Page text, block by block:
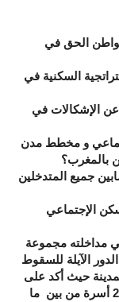
الحق في
السكنية في
الإشكالات في
و مخطط مدن
بالمغرب؟
جميع المتدخلين
الإجتماعي
مداخلته مجموعة
الآيلة للسقوط
حيث أكد على
أن الحكومة قامت بإعادة إسكان حوالي 248000 أسرة من بين ما